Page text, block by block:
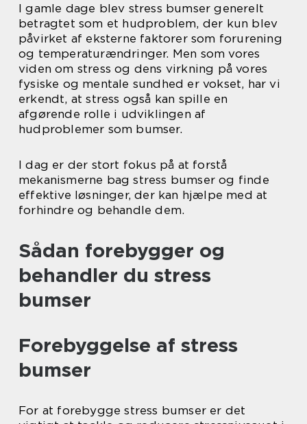
I gamle dage blev stress bumser generelt
betragtet som et hudproblem, der kun blev
påvirket af eksterne faktorer som forurening
og temperaturændringer. Men som vores
viden om stress og dens virkning på vores
fysiske og mentale sundhed er vokset, har vi
erkendt, at stress også kan spille en
afgørende rolle i udviklingen af
hudproblemer som bumser.
I dag er der stort fokus på at forstå
mekanismerne bag stress bumser og finde
effektive løsninger, der kan hjælpe med at
forhindre og behandle dem.
Sådan forebygger og
behandler du stress
bumser
Forebyggelse af stress
bumser
For at forebygge stress bumser er det